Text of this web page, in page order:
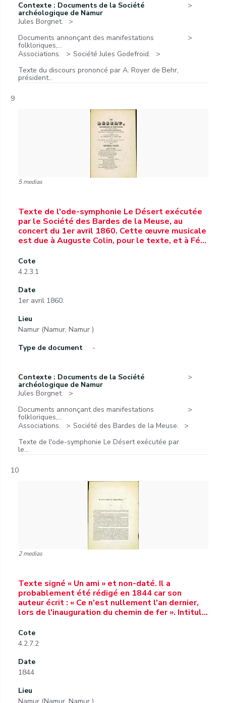
Contexte : Documents de la Société
archéologique de Namur
Jules Borgnet.
Documents annonçant des manifestations
folkloriques,...
Associations.
Société Jules Godefroid.
Texte du discours prononcé par A. Royer de Behr,
président...
9
5 medias
Texte de l'ode-symphonie Le Désert exécutée
par le Société des Bardes de la Meuse, au
concert du 1er avril 1860. Cette œuvre musicale
est due à Auguste Colin, pour le texte, et à Fé…
Cote
4.2.3.1
Date
1er avril 1860.
Lieu
Namur (Namur, Namur )
Type de document
-
Contexte : Documents de la Société
archéologique de Namur
Jules Borgnet.
Documents annonçant des manifestations
folkloriques,...
Associations.
Société des Bardes de la Meuse.
Texte de l'ode-symphonie Le Désert exécutée par
le...
10
2 medias
Texte signé « Un ami » et non-daté. Il a
probablement été rédigé en 1844 car son
auteur écrit : « Ce n'est nullement l'an dernier,
lors de l'inauguration du chemin de fer ». Intitul…
Cote
4.2.7.2
Date
1844
Lieu